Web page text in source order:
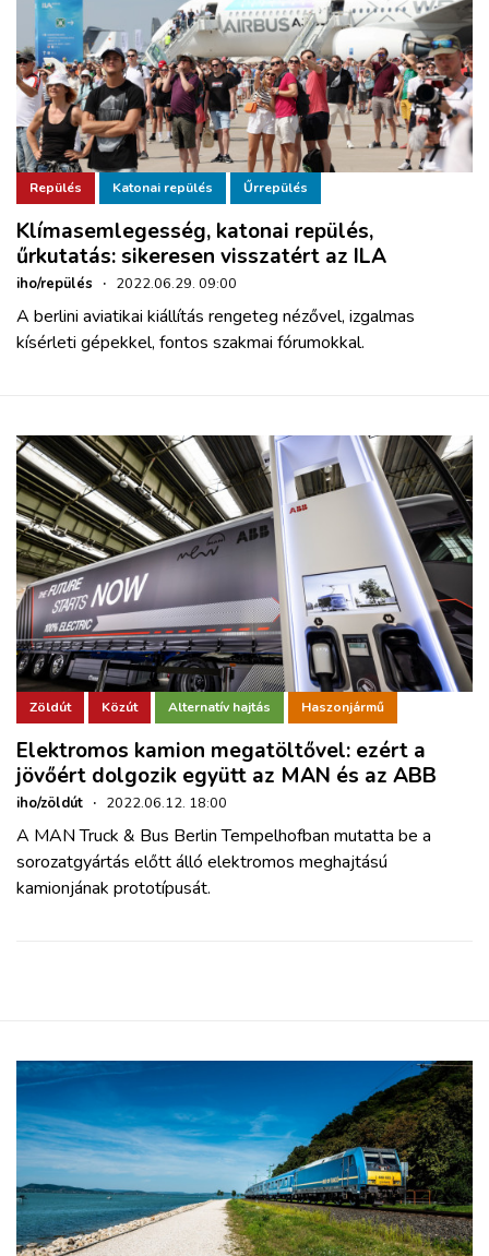
Repülés Katonai repülés Űrrepülés
Klímasemlegesség, katonai repülés,
űrkutatás: sikeresen visszatért az ILA
iho/repülés · 2022.06.29. 09:00
A berlini aviatikai kiállítás rengeteg nézővel, izgalmas
kísérleti gépekkel, fontos szakmai fórumokkal.
Zöldút Közút Alternatív hajtás Haszonjármű
Elektromos kamion megatöltővel: ezért a
jövőért dolgozik együtt az MAN és az ABB
iho/zöldút · 2022.06.12. 18:00
A MAN Truck & Bus Berlin Tempelhofban mutatta be a
sorozatgyártás előtt álló elektromos meghajtású
kamionjának prototípusát.